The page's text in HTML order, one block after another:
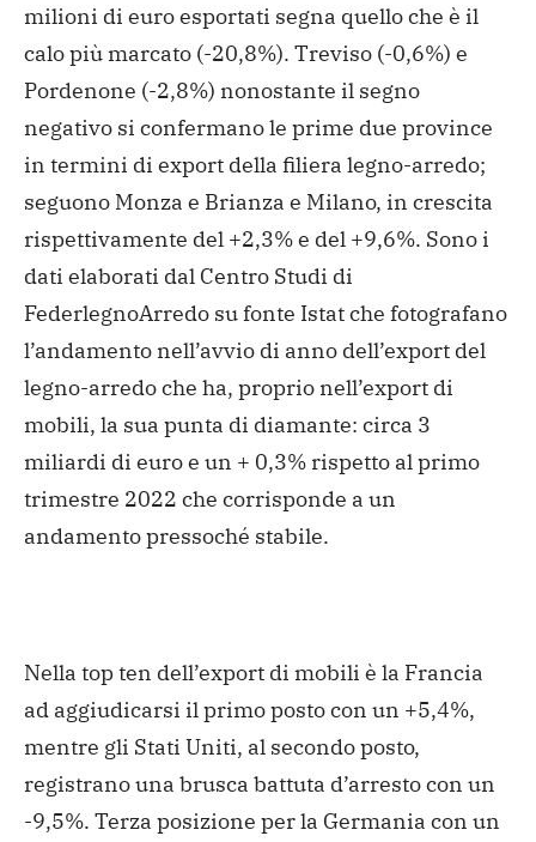
milioni di euro esportati segna quello che è il
calo più marcato (-20,8%). Treviso (-0,6%) e
Pordenone (-2,8%) nonostante il segno
negativo si confermano le prime due province
in termini di export della filiera legno-arredo;
seguono Monza e Brianza e Milano, in crescita
rispettivamente del +2,3% e del +9,6%. Sono i
dati elaborati dal Centro Studi di
FederlegnoArredo su fonte Istat che fotografano
l’andamento nell’avvio di anno dell’export del
legno-arredo che ha, proprio nell’export di
mobili, la sua punta di diamante: circa 3
miliardi di euro e un + 0,3% rispetto al primo
trimestre 2022 che corrisponde a un
andamento pressoché stabile.
Nella top ten dell’export di mobili è la Francia
ad aggiudicarsi il primo posto con un +5,4%,
mentre gli Stati Uniti, al secondo posto,
registrano una brusca battuta d’arresto con un
-9,5%. Terza posizione per la Germania con un